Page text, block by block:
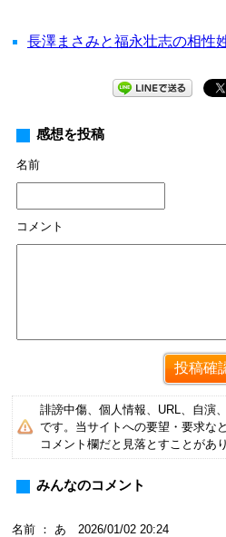
長澤まさみと福永壮志の相性
感想を投稿
名前
コメント
誹謗中傷、個人情報、URL、自演
です。当サイトへの要望・要求な
コメント欄だと見落とすことがあり
みんなのコメント
名前 ： あ 2026/01/02 20:24